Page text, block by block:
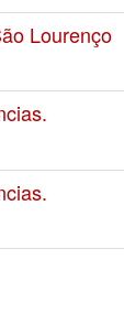
Lourenço